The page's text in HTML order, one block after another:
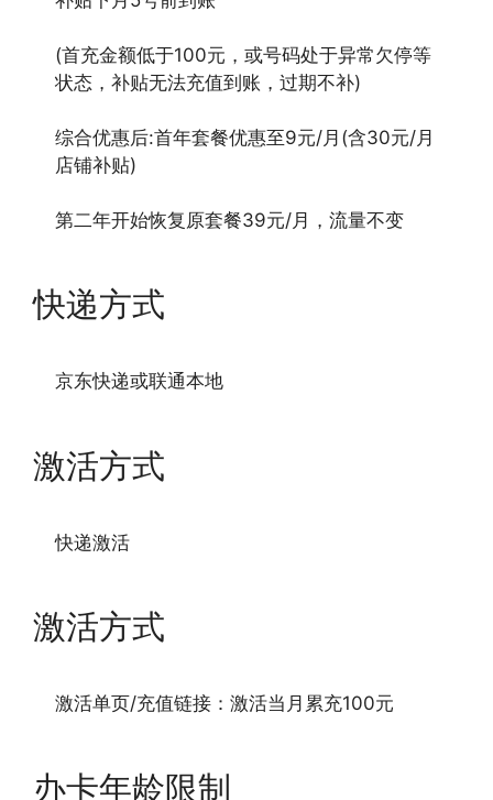
(首充金额低于100元，或号码处于异常欠停等
状态，补贴无法充值到账，过期不补)
综合优惠后:首年套餐优惠至9元/月(含30元/月
店铺补贴)
第二年开始恢复原套餐39元/月，流量不变
快递方式
京东快递或联通本地
激活方式
快递激活
激活方式
激活单页/充值链接：激活当月累充100元
办卡年龄限制